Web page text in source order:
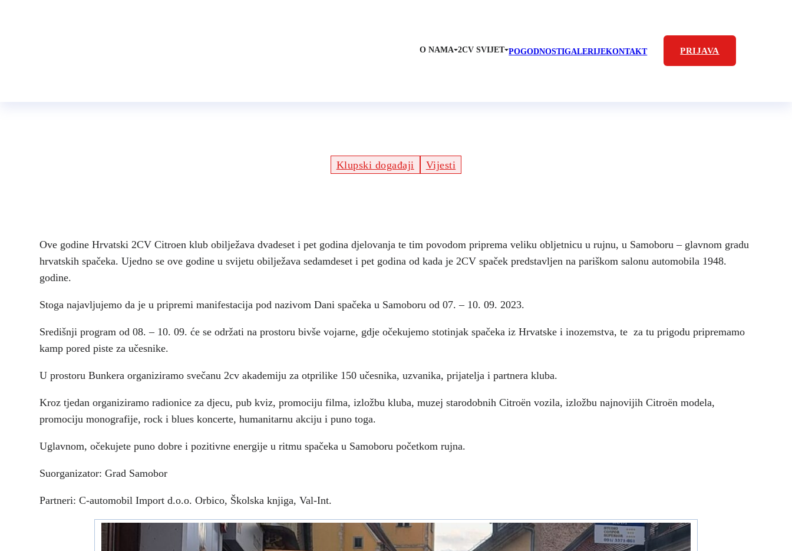
O NAMA 2CV SVIJET POGODNOSTIGALERIJEKONTAKT PRIJAVA
Klupski događaji Vijesti
Ove godine Hrvatski 2CV Citroen klub obilježava dvadeset i pet godina djelovanja te tim povodom priprema veliku obljetnicu u rujnu, u Samoboru – glavnom gradu
hrvatskih spačeka. Ujedno se ove godine u svijetu obilježava sedamdeset i pet godina od kada je 2CV spaček predstavljen na pariškom salonu automobila 1948.
godine.
Stoga najavljujemo da je u pripremi manifestacija pod nazivom Dani spačeka u Samoboru od 07. – 10. 09. 2023.
Središnji program od 08. – 10. 09. će se održati na prostoru bivše vojarne, gdje očekujemo stotinjak spačeka iz Hrvatske i inozemstva, te za tu prigodu pripremamo
kamp pored piste za učesnike.
U prostoru Bunkera organiziramo svečanu 2cv akademiju za otprilike 150 učesnika, uzvanika, prijatelja i partnera kluba.
Kroz tjedan organiziramo radionice za djecu, pub kviz, promociju filma, izložbu kluba, muzej starodobnih Citroёn vozila, izložbu najnovijih Citroёn modela,
promociju monografije, rock i blues koncerte, humanitarnu akciju i puno toga.
Uglavnom, očekujete puno dobre i pozitivne energije u ritmu spačeka u Samoboru početkom rujna.
Suorganizator: Grad Samobor
Partneri: C-automobil Import d.o.o. Orbico, Školska knjiga, Val-Int.